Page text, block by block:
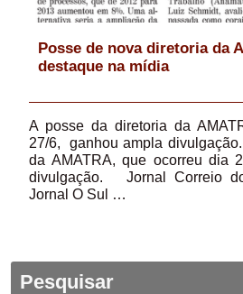
Posse de nova diretoria da
destaque na mídia
A posse da diretoria da
27/6, ganhou ampla
da AMATRA, que ocorreu dia
divulgação. Jornal Correio
Jornal O Sul …
Pesquisar